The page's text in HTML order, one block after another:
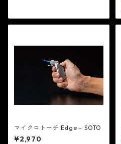
マイクロトーチ Edge - SOTO
¥2,970